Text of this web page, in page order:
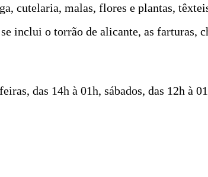
cutelaria, malas, flores e plantas,
inclui o torrão de alicante, as farturas,
das 14h à 01h, sábados, das 12h à